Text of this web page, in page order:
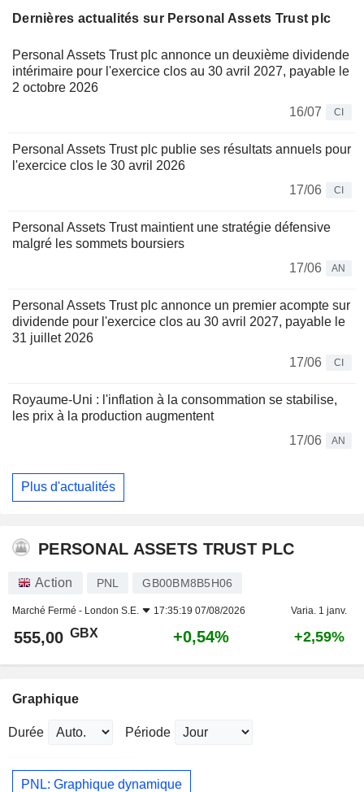
Dernières actualités sur Personal Assets Trust plc
Personal Assets Trust plc annonce un deuxième dividende
intérimaire pour l'exercice clos au 30 avril 2027, payable le
2 octobre 2026
16/07
CI
Personal Assets Trust plc publie ses résultats annuels pour
l'exercice clos le 30 avril 2026
17/06
CI
Personal Assets Trust maintient une stratégie défensive
malgré les sommets boursiers
17/06
AN
Personal Assets Trust plc annonce un premier acompte sur
dividende pour l'exercice clos au 30 avril 2027, payable le
31 juillet 2026
17/06
CI
Royaume-Uni : l'inflation à la consommation se stabilise,
les prix à la production augmentent
17/06
AN
Plus d'actualités
PERSONAL ASSETS TRUST PLC
Action PNL GB00BM8B5H06
Marché Fermé - London S.E. 17:35:19 07/08/2026 Varia. 1 janv.
555,00 GBX +0,54% +2,59%
Graphique
Durée Période
PNL: Graphique dynamique